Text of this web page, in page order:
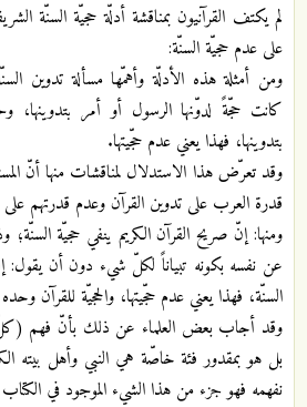
لم يكتف القرآنيون بمناقشة أدلّة حجيّة السنّة
على عدم حجيّة السنّة:
ومن أمثلة هذه الأدلّة وأهمّها مسألة تدوين
كانت حجّةً لدوّنها الرسول أو أمر بتدوينها،
بتدوينها، فهذا يعني عدم حجّيتها.
وقد تعرّض هذا الاستدلال لمناقشات منها أنّ
قدرة العرب على تدوين القرآن وعدم قدرتهم على
ومنها: إنّ صريح القرآن الكريم ينفي حجيّة السنّة؛
عن نفسه بكونه تبياناً لكلّ شيء دون أن
السنّة، فهذا يعني عدم حجّيتها، والحجيّة للقرآن
وقد أجاب بعض العلماء عن ذلك بأنّ فهم
بل هو بمقدور فئة خاصّة هي النبي وأهل بيته
نفهمه فهو جزء من هذا الشيء الموجود في الكتاب